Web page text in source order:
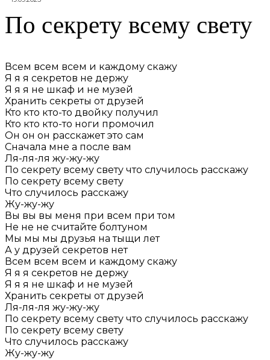
По секрету всему свету
Всем всем всем и каждому скажу
Я я я секретов не держу
Я я я не шкаф и не музей
Хранить секреты от друзей
Кто кто кто-то двойку получил
Кто кто кто-то ноги промочил
Он он он расскажет это сам
Сначала мне а после вам
Ля-ля-ля жу-жу-жу
По секрету всему свету что случилось расскажу
По секрету всему свету
Что случилось расскажу
Жу-жу-жу
Вы вы вы меня при всем при том
Не не не считайте болтуном
Мы мы мы друзья на тыщи лет
А у друзей секретов нет
Всем всем всем и каждому скажу
Я я я секретов не держу
Я я я не шкаф и не музей
Хранить секреты от друзей
Ля-ля-ля жу-жу-жу
По секрету всему свету что случилось расскажу
По секрету всему свету
Что случилось расскажу
Жу-жу-жу